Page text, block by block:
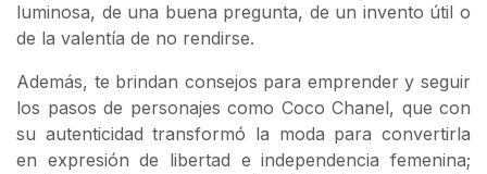
luminosa, de una buena pregunta, de un invento útil o
de la valentía de no rendirse.
Además, te brindan consejos para emprender y seguir
los pasos de personajes como Coco Chanel, que con
su autenticidad transformó la moda para convertirla
en expresión de libertad e independencia femenina;